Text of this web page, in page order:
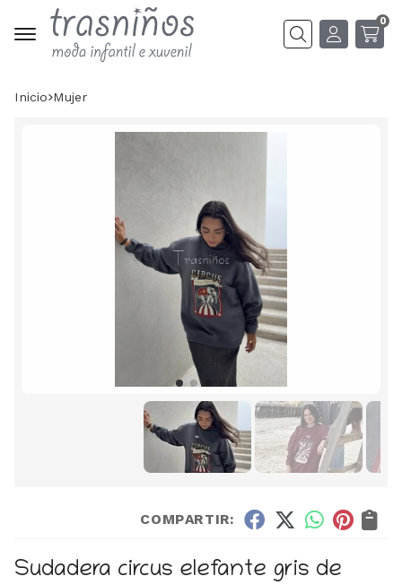
Buscar
0
Inicio mujer
COMPARTIR:
Sudadera circus elefante gris de